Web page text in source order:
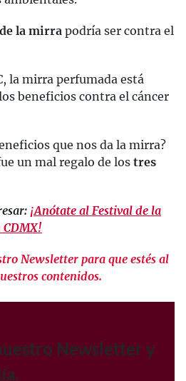
la mirra podría ser contra el
la mirra perfumada está
beneficios contra el cáncer
que nos da la mirra?
un mal regalo de los tres
¡Anótate al Festival de la
CDMX!
Newsletter para que estés al
contenidos.
Newsletter y